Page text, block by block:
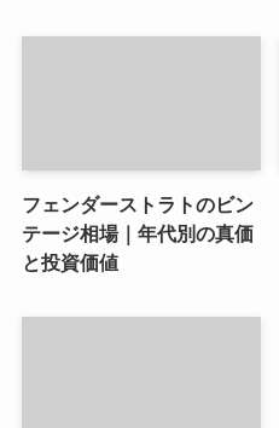
フェンダーストラトのビン
テージ相場｜年代別の真価
と投資価値